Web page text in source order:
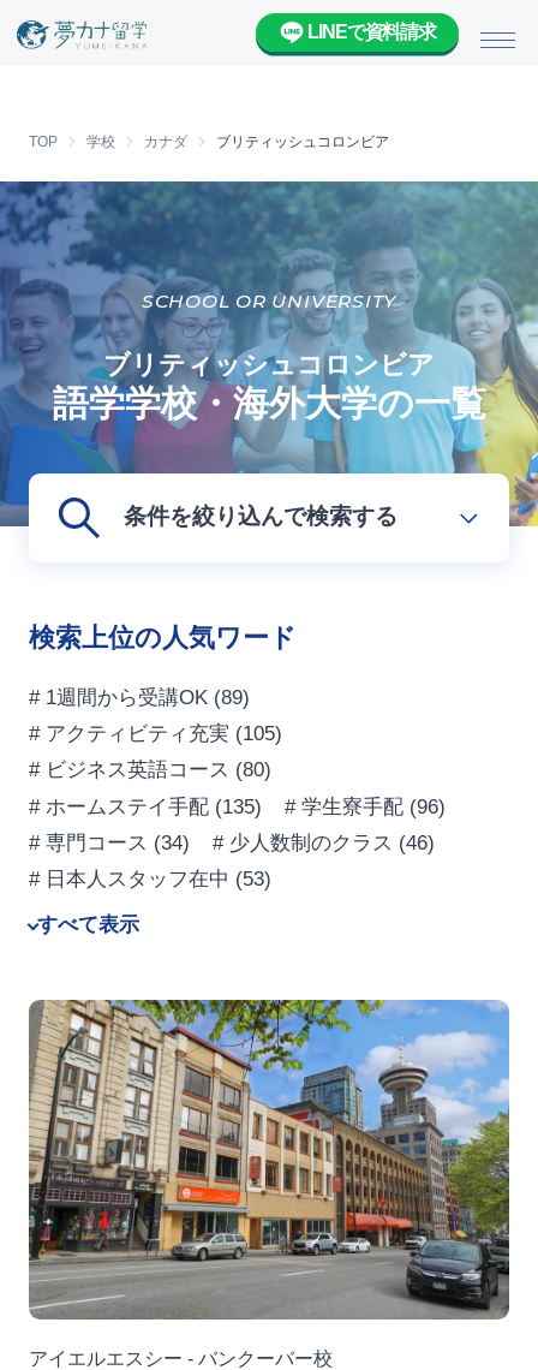
メ
LINEで資料請求
TOP 学校 カナダ ブリティッシュコロンビア
SCHOOL OR UNIVERSITY
ブリティッシュコロンビア
語学学校・海外大学の一覧
条件を絞り込んで検索する
検索上位の人気ワード
# 1週間から受講OK(89)
# アクティビティ充実 (105)
# ビジネス英語コース (80)
# ホームステイ手配(135) # 学生寮手配 (96)
# 専門コース (34) # 少人数制のクラス (46)
# 日本人スタッフ在中 (53)
すべて表示
アイエルエスシー - バンクーバー校